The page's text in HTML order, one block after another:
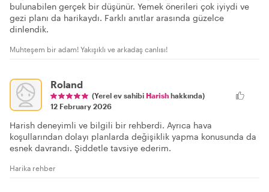
bulunabilen gerçek bir düşünür. Yemek önerileri çok iyiydi ve
gezi planı da harikaydı. Farklı anıtlar arasında güzelce
dinlendik.
Muhteşem bir adam! Yakışıklı ve arkadaş canlısı!
Roland
(Yerel ev sahibi Harish hakkında)
12 February 2026
Harish deneyimli ve bilgili bir rehberdi. Ayrıca hava
koşullarından dolayı planlarda değişiklik yapma konusunda da
esnek davrandı. Şiddetle tavsiye ederim.
Harika rehber